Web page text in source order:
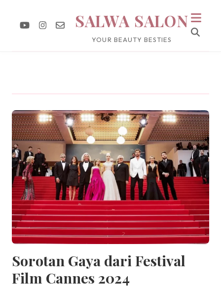
SALWA SALON
YOUR BEAUTY BESTIES
Sorotan Gaya dari Festival
Film Cannes 2024